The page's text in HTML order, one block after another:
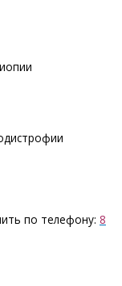
по телефону: 8